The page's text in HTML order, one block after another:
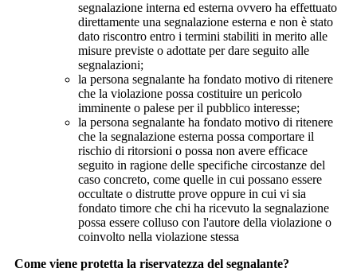
segnalazione interna ed esterna ovvero ha effettuato
direttamente una segnalazione esterna e non è stato
dato riscontro entro i termini stabiliti in merito alle
misure previste o adottate per dare seguito alle
segnalazioni;
la persona segnalante ha fondato motivo di ritenere
che la violazione possa costituire un pericolo
imminente o palese per il pubblico interesse;
la persona segnalante ha fondato motivo di ritenere
che la segnalazione esterna possa comportare il
rischio di ritorsioni o possa non avere efficace
seguito in ragione delle specifiche circostanze del
caso concreto, come quelle in cui possano essere
occultate o distrutte prove oppure in cui vi sia
fondato timore che chi ha ricevuto la segnalazione
possa essere colluso con l'autore della violazione o
coinvolto nella violazione stessa
Come viene protetta la riservatezza del segnalante?